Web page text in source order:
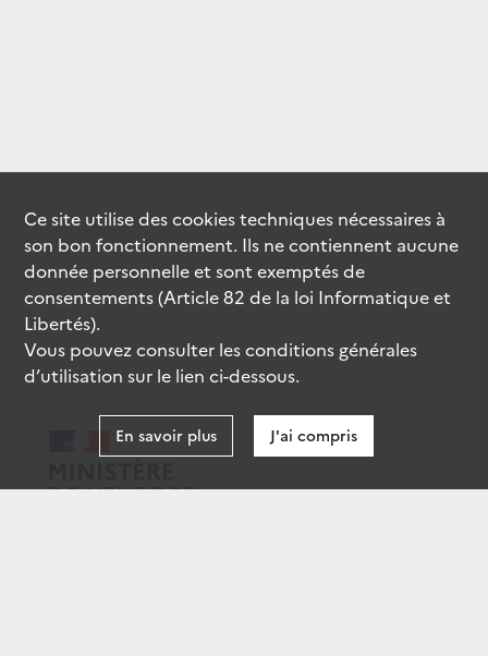
Ce site utilise descookiestechniques nécessaires à
son bon fonctionnement. Ils ne contiennent aucune
donnée personnelle et sont exemptés de
consentements (Article 82 de la loi Informatique et
Libertés).
Vous pouvez consulter les conditions générales
d’utilisation sur le lien ci-dessous.
En savoir plus J'ai compris